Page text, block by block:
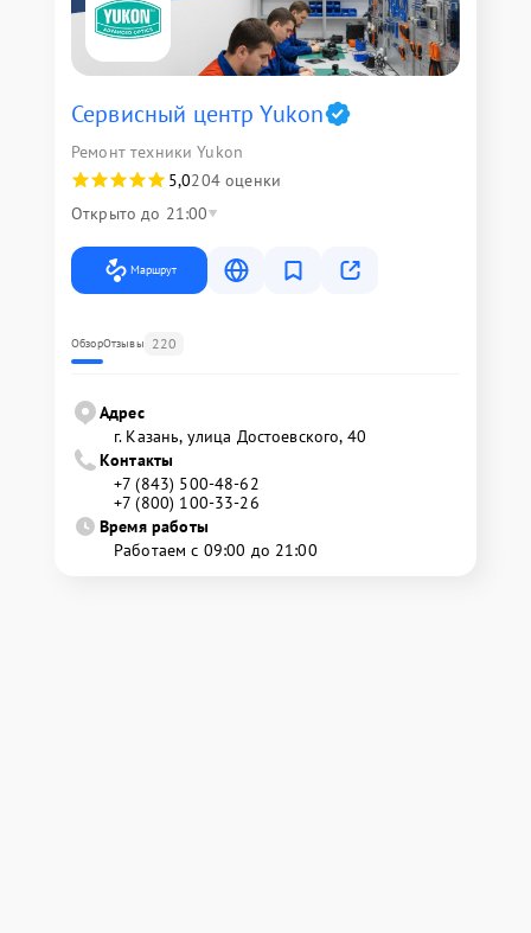
Сервисный центр Yukon
Ремонт техники Yukon
5,0204 оценки
Открыто до 21:00
Маршрут
ОбзорОтзывы 220
Адрес
г. Казань, улица Достоевского, 40
Контакты
+7 (843) 500-48-62
+7 (800) 100-33-26
Время работы
Работаем с 09:00 до 21:00